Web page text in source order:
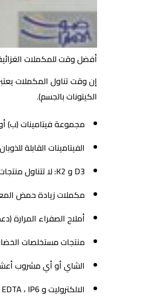
أفضل وقت للمكملات
إن وقت تناول المكملات
الكيتونات بالجسم).
مجموعة فيتامينات (ب) أو فيتامين (سي): خذ في
الفيتامينات القابلة للذوبان في الدهون
D3 و K2: لا تتناول منتجات الألبان معها.
مكملات زيادة حمض
أملاح الصفراء المرارة
منتجات مستخلصات
الشاي أو أي مشروب
الالكتروليت و EDTA ، IP6 : على معدة فارغة.